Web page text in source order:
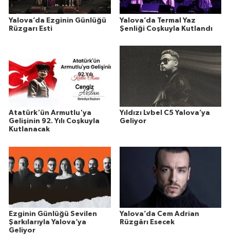
Yalova’da Ezginin Günlüğü
Rüzgarı Esti
Yalova’da Termal Yaz
Şenliği Coşkuyla Kutlandı
Atatürk'ün Armutlu'ya
Gelişinin 92. Yılı Coşkuyla
Kutlanacak
Yıldızı Lvbel C5 Yalova’ya
Geliyor
Ezginin Günlüğü Sevilen
Şarkılarıyla Yalova’ya
Geliyor
Yalova’da Cem Adrian
Rüzgârı Esecek